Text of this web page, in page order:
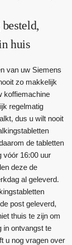
huis
van uw Siemens
zo makkelijk
koffiemachine
regelmatig
dus u wilt nooit
de tabletten
vóór 16:00 uur
deze de
al geleverd.
post geleverd,
thuis te zijn om
in ontvangst te
u nog vragen over